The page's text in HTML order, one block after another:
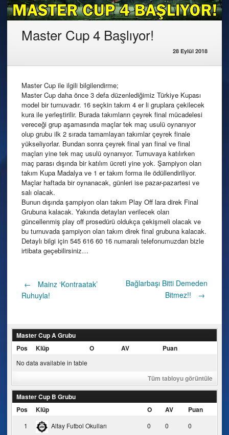
Master Cup 4 Başlıyor!
28 Eylül 2018
Master Cup ile ilgili bilgilendirme;
Master Cup daha önce 3 defa düzenlediğimiz Türkiye Kupası
model bir turnuvadır. 16 seçkin takım 4 er li gruplara çekilecek
kura ile yerleştirilir. Burada takımların çeyrek final mücadelesi
vereceği grup aşamasında maçlar tek maç usulü oynanıyor
olup grubu ilk 2 sırada tamamlayan takımlar çeyrek finale
yükseliyorlar. Bundan sonra çeyrek final yarı final ve final
maçları yine tek maç usulü oynanıyor. Turnuvaya katılırken
maç parası dışında bir katılım ücreti yine yok. Şampiyon olan
takım Kupa Madalya ve 1 er takım forma ile ödüllendiriliyor.
Maçlar haftada bir oynanacak, günleri ise pazar-pazartesi ve
salı olacak.
Bunun dışında şampiyon olan takım Play Off lara direk Final
Grubuna kalacak. Yakında detayları verilecek olan
güncellenmiş play off prosedürü oldukça çekişmeli olacak ve
bu turnuvada şampiyon olan takım direk final grubuna kalacak.
Detaylı bilgi için 545 616 60 16 numaralı telefonumuzdan bizle
irtibata geçebilirsiniz…
Post
←
Mainz ‘Kontraatak’
Ruhuyla!
Bağlarbaşı Bitti Demeden
Bitmez!!
→
Master Cup A Grubu
Pos
Klüp O AV Puan
No data available in table
Tüm tabloyu görüntüle
Master Cup B Grubu
Pos
Klüp O AV Puan
1 Altay Futbol Okulları 0 0 0